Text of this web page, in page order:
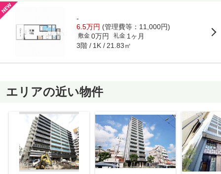
-
6.5万円 (管理費等：11,000円)
敷金 0万円 礼金 1ヶ月
3階 1K 21.83㎡
エリアの近い物件